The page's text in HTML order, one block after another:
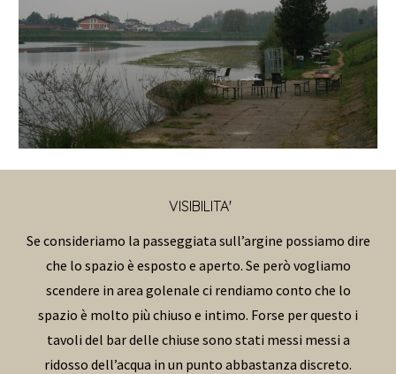
VISIBILITA'
Se consideriamo la passeggiata sull’argine possiamo dire
che lo spazio è esposto e aperto. Se però vogliamo
scendere in area golenale ci rendiamo conto che lo
spazio è molto più chiuso e intimo. Forse per questo i
tavoli del bar delle chiuse sono stati messi messi a
ridosso dell’acqua in un punto abbastanza discreto.